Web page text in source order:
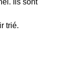
Ils sont
trié.